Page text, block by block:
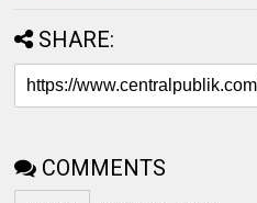
SHARE:
COMMENTS